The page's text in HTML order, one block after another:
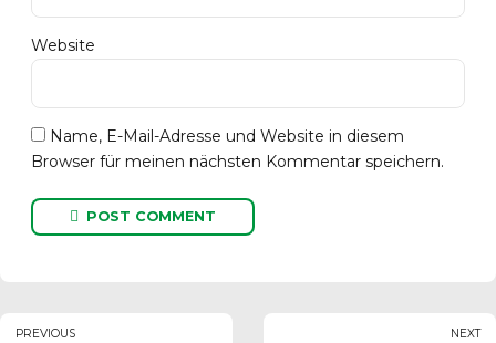
Website
Name, E-Mail-Adresse und Website in diesem
Browser für meinen nächsten Kommentar speichern.
POST COMMENT
PREVIOUS NEXT